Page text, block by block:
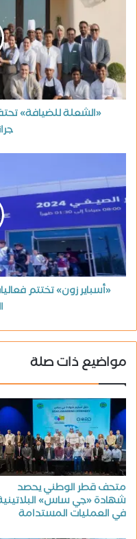
«الشعلة للضيافة»
«أسباير زون» تختتم
مواضيع ذات صلة
متحف قطر الوطني يحصد
شهادة «جي ساس»
في العمليات المستدامة